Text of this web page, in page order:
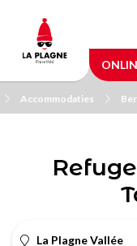
main
content
Accommodaties
La Plagne Vallée